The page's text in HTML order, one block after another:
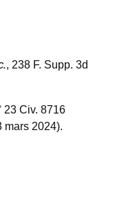
, 238 F. Supp. 3d
23 Civ. 8716
mars 2024).